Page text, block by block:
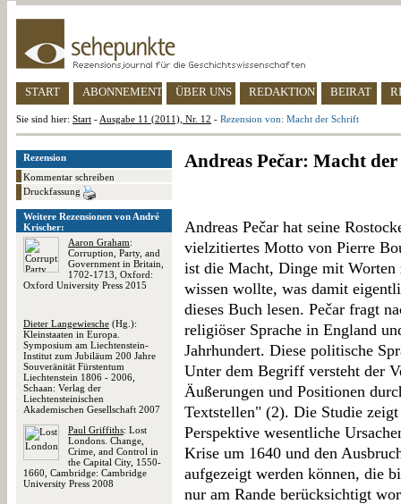
START ABONNEMENT ÜBER UNS REDAKTION BEIRAT
Sie sind hier: Start - Ausgabe 11 (2011), Nr. 12 - Rezension von: Macht der Schrift
Rezension
Kommentar schreiben
Druckfassung
Weitere Rezensionen von André
Krischer:
Aaron Graham:
Corruption, Party, and
Government in Britain,
1702-1713, Oxford:
Oxford University Press 2015
Dieter Langewiesche (Hg.):
Kleinstaaten in Europa.
Symposium am Liechtenstein-
Institut zum Jubiläum 200 Jahre
Souveränität Fürstentum
Liechtenstein 1806 - 2006,
Schaan: Verlag der
Liechtensteinischen
Akademischen Gesellschaft 2007
Paul Griffiths: Lost
Londons. Change,
Crime, and Control in
the Capital City, 1550-
1660, Cambridge: Cambridge
University Press 2008
Andreas Pečar: Macht
Andreas Pečar hat seine
vielzitiertes Motto von Pierre
ist die Macht, Dinge mit Worten
wissen wollte, was damit
dieses Buch lesen. Pečar fragt
religiöser Sprache in England
Jahrhundert. Diese politische
Unter dem Begriff versteht der
Äußerungen und Positionen
Textstellen" (2). Die Studie
Perspektive wesentliche
Krise um 1640 und den
aufgezeigt werden können, die
nur am Rande berücksichtigt